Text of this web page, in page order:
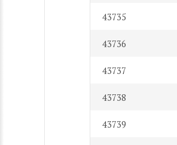
43735
43736
43737
43738
43739